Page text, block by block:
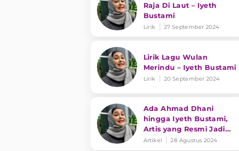
Raja Di Laut – Iyeth
Bustami
Lirik 27 September 2024
Lirik Lagu Wulan
Merindu – Iyeth Bustami
Lirik 20 September 2024
Ada Ahmad Dhani
hingga Iyeth Bustami,
Artis yang Resmi Jadi
Anggota DPR RI Periode
Artikel 28 Agustus 2024